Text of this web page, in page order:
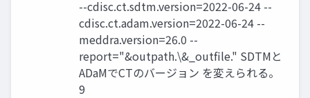
--cdisc.ct.sdtm.version=2022-06-24 --
cdisc.ct.adam.version=2022-06-24 --
meddra.version=26.0 --
report="&outpath.\&_outfile." SDTMと
ADaMでCTのバージョン を変えられる。
9